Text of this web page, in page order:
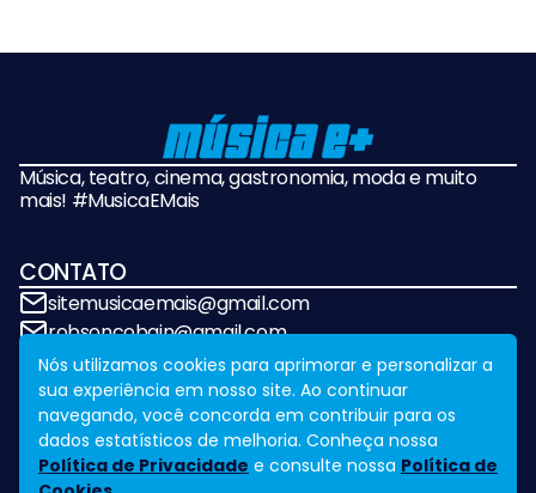
Música, teatro, cinema, gastronomia, moda e muito
mais! #MusicaEMais
CONTATO
sitemusicaemais@gmail.com
robsoncobain@gmail.com
REDES SOCIAIS
Nós utilizamos cookies para aprimorar e personalizar a
sua experiência em nosso site. Ao continuar
navegando, você concorda em contribuir para os
dados estatísticos de melhoria. Conheça nossa
Política de Privacidade e consulte nossa Política de